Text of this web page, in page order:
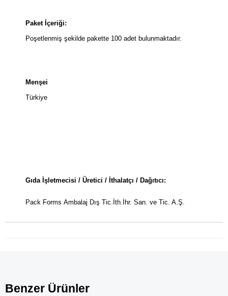
Paket İçeriği:
Poşetlenmiş şekilde pakette 100 adet bulunmaktadır.
Menşei
Türkiye
Gıda İşletmecisi / Üretici / İthalatçı / Dağıtıcı:
Pack Forms Ambalaj Dış Tic.İth.İhr. San. ve Tic. A.Ş.
Benzer Ürünler